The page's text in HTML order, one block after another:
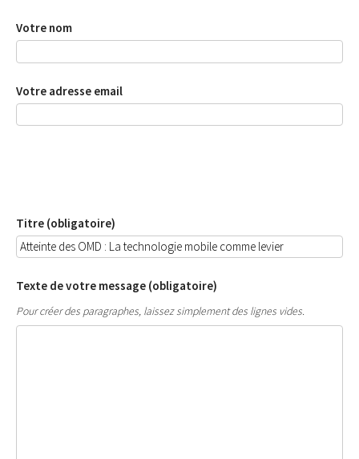
Votre nom
Votre adresse email
Titre (obligatoire)
Texte de votre message (obligatoire)
Pour créer des paragraphes, laissez simplement des lignes vides.